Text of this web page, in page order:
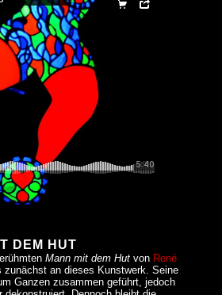
DEM HUT
Mann mit dem Hut von René
zunächst an dieses Kunstwerk. Seine
Ganzen zusammen geführt, jedoch